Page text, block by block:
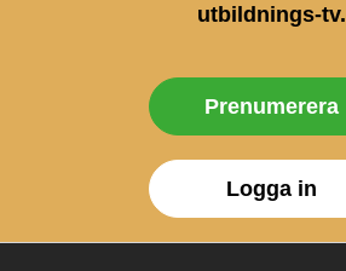
utbildnings-tv.
Prenumerera
Logga in